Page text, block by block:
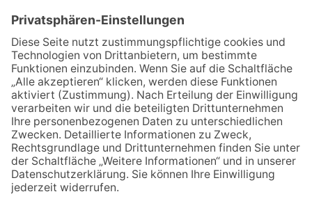
Wachsmuth
präsentiert sein neues
Programm „Changes“
09.07.2026
Wasserampel steht auf Gelb:
Stadt ruft zum Wassersparen
auf
23.07.2026
Zwischen Fachwerk, Wein und
Sommerabend: Der Rettershof
lädt wieder zum Weinfest ein